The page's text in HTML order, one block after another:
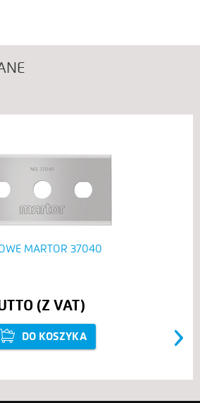
MARTOR 37040
DO KOSZYKA Next